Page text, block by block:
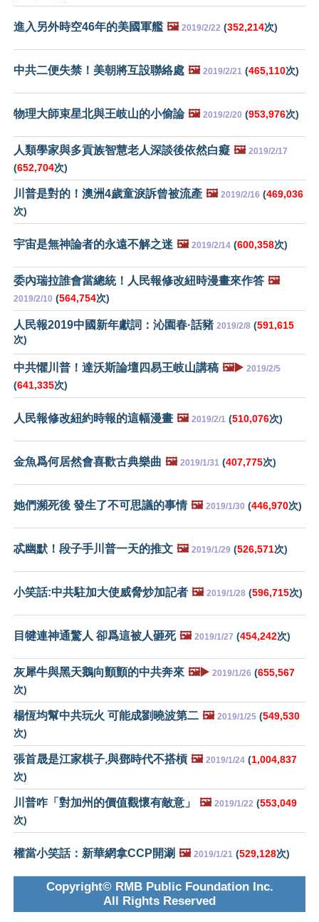
進入另外時空46年的美國軍艦 🖼️ 2019/2/22 (352,214次)
中共二便失禁！美朝將互設聯絡處 🖼️ 2019/2/21 (465,110次)
物理大師束星北與王岐山的小偷論 🖼️ 2019/2/20 (953,976次)
人類學家與多貢族智慧老人深談後依然白癡 🖼️ 2019/2/17
(652,704次)
川普是對的！澳洲4歲童淚訴曾被流產 🖼️ 2019/2/16 (469,036
次)
宇宙是無神論者的永遠不解之迷 🖼️ 2019/2/14 (600,358次)
委內瑞拉誰會當總統！人民報修改紐時漫畫來作答 🖼️
2019/2/10 (564,754次)
人民報2019中國新年獻詞：沁園春·話豬 2019/2/8 (591,615
次)
中共懼川普！達沃斯論壇四易王岐山講稿 🖼️▶️ 2019/2/5
(641,335次)
人民報修改紐約時報的這幅漫畫 🖼️ 2019/2/1 (510,076次)
金魚爲何居然會喜歡古典樂曲 🖼️ 2019/1/31 (407,775次)
她們瀕死後 發生了不可思議的事情 🖼️ 2019/1/30 (446,970次)
忒幽默！段子手川普一天的推文 🖼️ 2019/1/29 (526,571次)
小笑話:中共駐加大使威脅炒加記者 🖼️ 2019/1/28 (596,715次)
目犍連神通驚人 卻爲這被人砸死 🖼️ 2019/1/27 (454,242次)
灰犀牛與黑天鵝向顫顫的中共奔來 🖼️▶️ 2019/1/26 (655,567
次)
楊恆均幫中共玩火 可能成劉曉波第二 🖼️ 2019/1/25 (549,530
次)
張首晟是江家棋子,與鄧時代不搭槓 🖼️ 2019/1/24 (1,004,837
次)
川普咋「對加州的價值觀懷有敵意」 🖼️ 2019/1/22 (553,049
次)
權當小笑話：新華網拿CCP開涮 🖼️ 2019/1/21 (529,128次)
Copyright© RMB Public Foundation Inc.
All Rights Reserved